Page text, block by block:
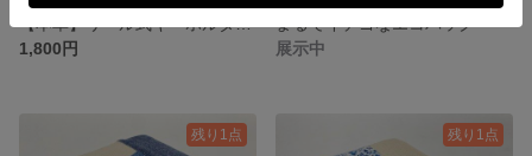
【本革】リール式キーホルダー＊nobi-ru＊ ***(ご希望で刻印入り)***
1,800円
まるでイチゴなエコバッグ
展示中
残り1点 残り1点